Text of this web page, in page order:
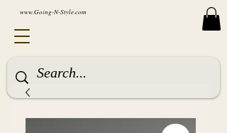
www.Going-N-Style.com